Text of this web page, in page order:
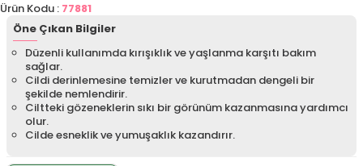
Ürün Kodu : 77881
Öne Çıkan Bilgiler
Düzenli kullanımda kırışıklık ve yaşlanma karşıtı bakım
sağlar.
Cildi derinlemesine temizler ve kurutmadan dengeli bir
şekilde nemlendirir.
Ciltteki gözeneklerin sıkı bir görünüm kazanmasına yardımcı
olur.
Cilde esneklik ve yumuşaklık kazandırır.